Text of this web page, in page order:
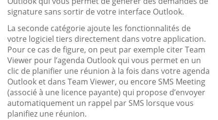
signature sans sortir de votre interface Outlook.
La seconde catégorie ajoute les fonctionnalités de
votre logiciel tiers directement dans votre application.
Pour ce cas de figure, on peut par exemple citer Team
Viewer pour l’agenda Outlook qui vous permet en un
clic de planifier une réunion à la fois dans votre agenda
Outlook et dans Team Viewer, ou encore SMS Meeting
(associé à une licence payante) qui propose d’envoyer
automatiquement un rappel par SMS lorsque vous
planifiez une réunion.